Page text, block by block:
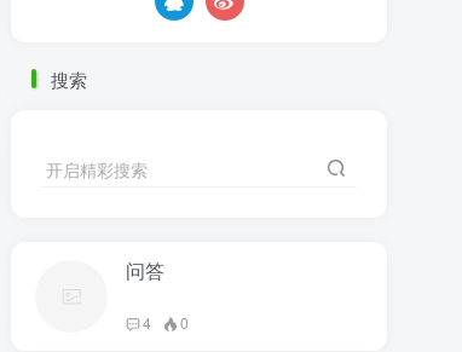
搜索
开启精彩搜索
问答
4 0